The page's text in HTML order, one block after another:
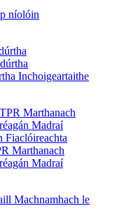
níolóin
Inchoigeartaithe
Marthanach
Madraí